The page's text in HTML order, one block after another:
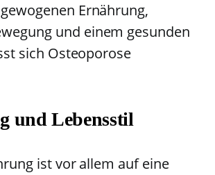
Ernährung,
und einem gesunden
sich Osteoporose
und Lebensstil
ist vor allem auf eine